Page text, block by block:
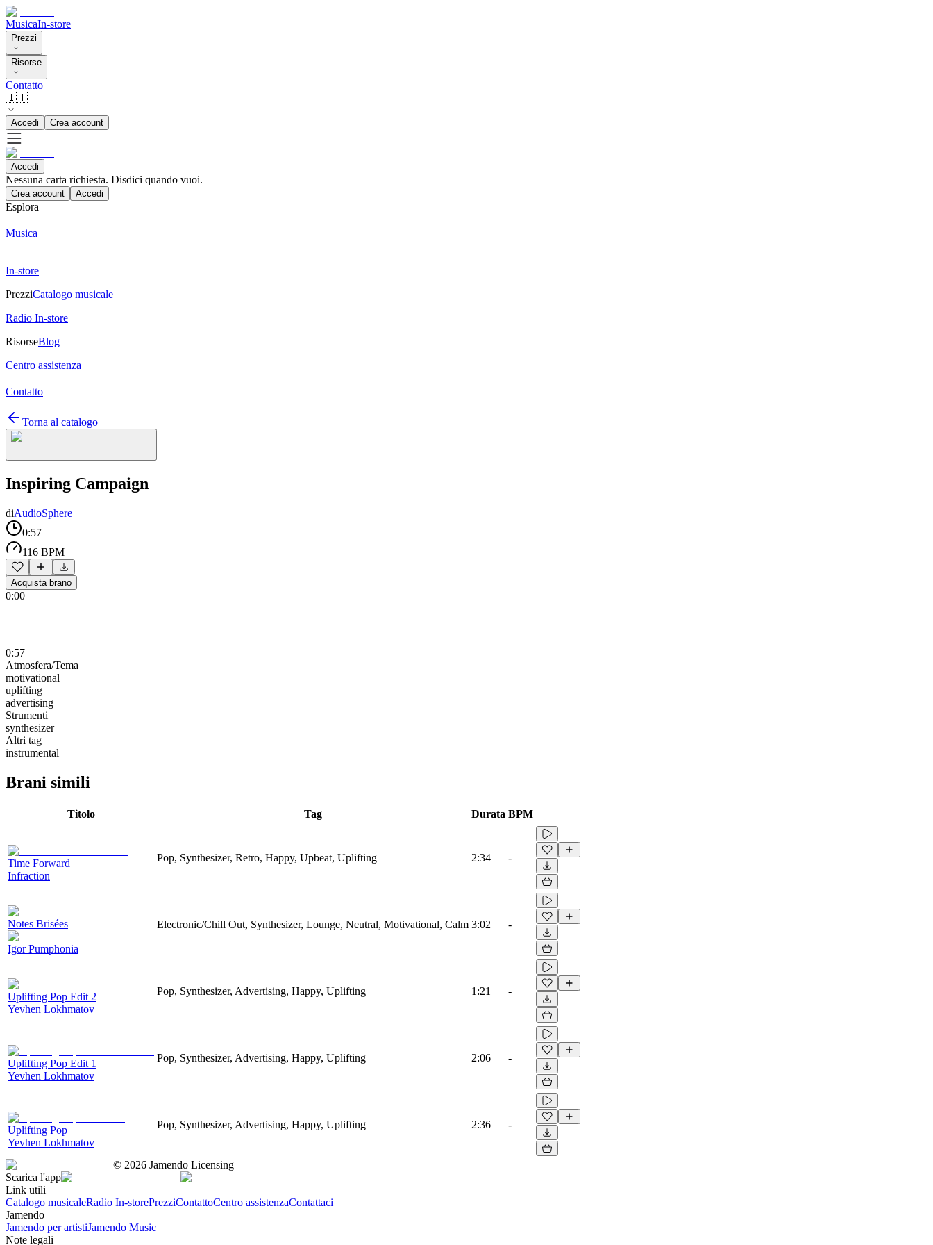
MusicaIn-store
Prezzi
Risorse
Contatto
🇮🇹
Accedi Crea account
Accedi
Nessuna carta richiesta. Disdici quando vuoi.
Crea account Accedi
Esplora
Musica
In-store
PrezziCatalogo musicale
Radio In-store
RisorseBlog
Centro assistenza
Contatto
Torna al catalogo
Inspiring Campaign
diAudioSphere
0:57
116 BPM
Acquista brano
0:00
0:57
Atmosfera/Tema
motivational
uplifting
advertising
Strumenti
synthesizer
Altri tag
instrumental
Brani simili
Titolo Tag Durata BPM
Time Forward
Infraction
Pop, Synthesizer, Retro, Happy, Upbeat, Uplifting 2:34 -
Notes Brisées
Igor Pumphonia
Electronic/Chill Out, Synthesizer, Lounge, Neutral, Motivational, Calm 3:02 -
Uplifting Pop Edit 2
Yevhen Lokhmatov
Pop, Synthesizer, Advertising, Happy, Uplifting 1:21 -
Uplifting Pop Edit 1
Yevhen Lokhmatov
Pop, Synthesizer, Advertising, Happy, Uplifting 2:06 -
Uplifting Pop
Yevhen Lokhmatov
Pop, Synthesizer, Advertising, Happy, Uplifting 2:36 -
© 2026 Jamendo Licensing
Scarica l'app
Link utili
Catalogo musicaleRadio In-storePrezziContattoCentro assistenzaContattaci
Jamendo
Jamendo per artistiJamendo Music
Note legali